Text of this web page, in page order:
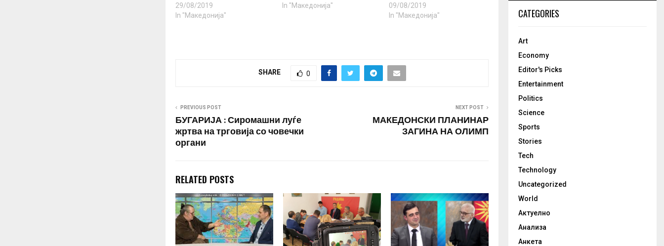
29/08/2019
In "Македонија"
In "Македонија"
09/08/2019
In "Македонија"
SHARE 0
PREVIOUS POST
БУГАРИЈА : Сиромашни луѓе
жртва на трговија со човечки
органи
NEXT POST
МАКЕДОНСКИ ПЛАНИНАР
ЗАГИНА НА ОЛИМП
RELATED POSTS
CATEGORIES
Art
Economy
Editor's Picks
Entertainment
Politics
Science
Sports
Stories
Tech
Technology
Uncategorized
World
Актуелно
Анализа
Анкета